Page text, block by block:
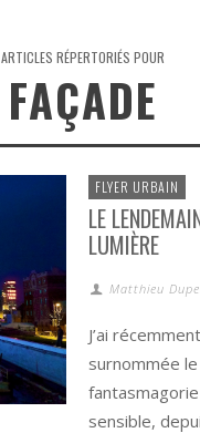
ARTICLES RÉPERTORIÉS POUR
FAÇADE
FLYER URBAIN
LE
LUMIÈRE
Matthieu
J’ai
surnommée
sensible,